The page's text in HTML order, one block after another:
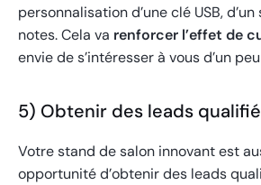
personnalisation d’une clé USB,
notes. Cela va renforcer l’effet de
envie de s’intéresser à vous d’un
5) Obtenir des leads
Votre stand de salon innovant est
opportunité d’obtenir des leads